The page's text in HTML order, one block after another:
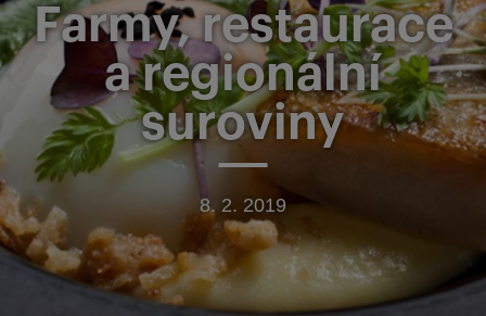
Farmy, restaurace
a regionální
suroviny
8. 2. 2019